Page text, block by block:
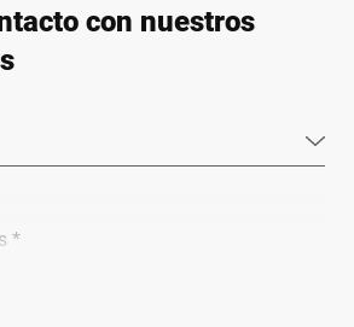
con nuestros
*